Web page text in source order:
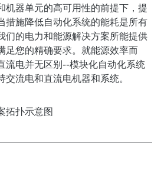
机器单元的高可用性的前提下，提
措施降低自动化系统的能耗是所有
们的电力和能源解决方案所能提供
足您的精确要求。就能源效率而
流电并无区别--模块化自动化系统
流电和直流电机器和系统。